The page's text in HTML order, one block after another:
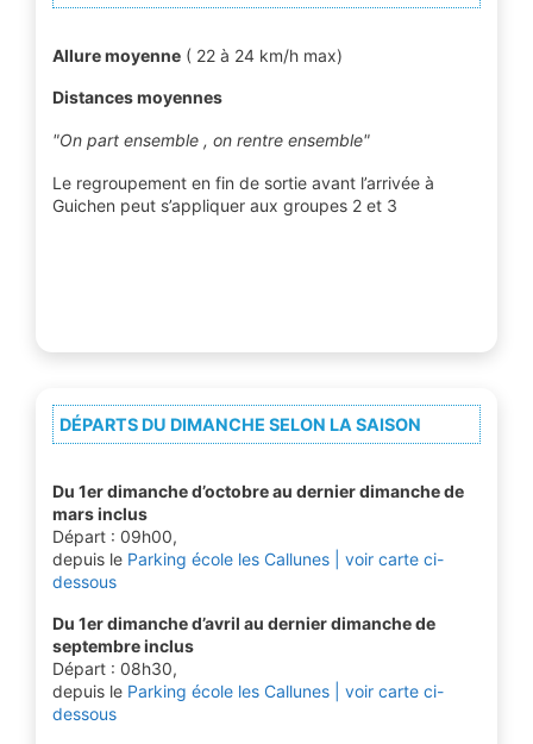
Allure moyenne ( 22 à 24 km/h max)
Distances moyennes
"On part ensemble , on rentre ensemble"
Le regroupement en fin de sortie avant l’arrivée à
Guichen peut s’appliquer aux groupes 2 et 3
DÉPARTS DU DIMANCHE SELON LA SAISON
Du 1er dimanche d’octobre au dernier dimanche de
mars inclus
Départ : 09h00,
depuis le Parking école les Callunes | voir carte ci-
dessous
Du 1er dimanche d’avril au dernier dimanche de
septembre inclus
Départ : 08h30,
depuis le Parking école les Callunes | voir carte ci-
dessous